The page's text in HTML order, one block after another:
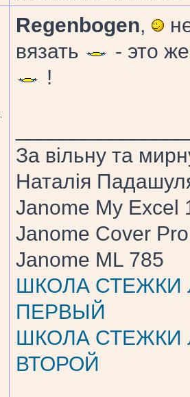
Regenbogen,
вязать
- это
!
За вiльну та
Наталiя
Janome My Excel
Janome Cover
Janome ML 785
ШКОЛА СТЕЖКИ
ПЕРВЫЙ
ШКОЛА СТЕЖКИ
ВТОРОЙ